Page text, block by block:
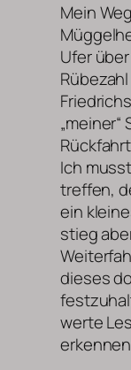
Mein
Ufer
Ich
treffen,
ein
stieg
dieses
werte